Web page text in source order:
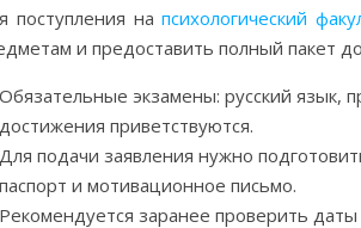
поступления напсихологический
и предоставить полный пакет
Обязательные экзамены: русский язык,
достижения приветствуются.
Для подачи заявления нужно
паспорт и мотивационное письмо.
Рекомендуется заранее проверить